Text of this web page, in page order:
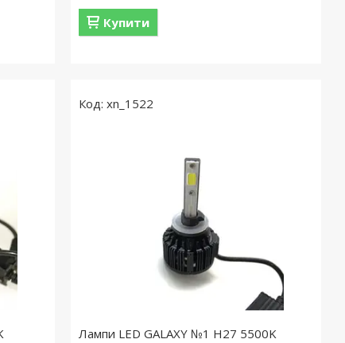
Купити
xn_1522
Лампи LED GALAXY №1 H27 5500K